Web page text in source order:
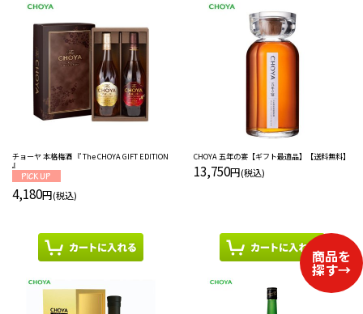
チョーヤ 本格梅酒 『 The CHOYA GIFT EDITION
』
4,180円(税込)
CHOYA 五年の宴【ギフト最適品】【送料無料】
13,750円(税込)